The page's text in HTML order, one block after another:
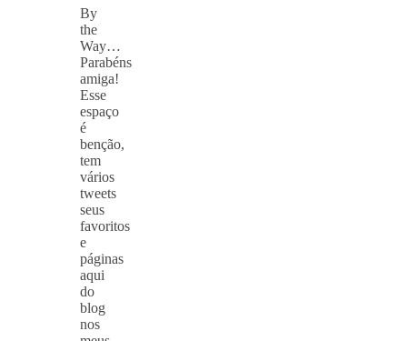
By
the
Way…
Parabéns
amiga!
Esse
espaço
é
benção,
tem
vários
tweets
seus
favoritos
e
páginas
aqui
do
blog
nos